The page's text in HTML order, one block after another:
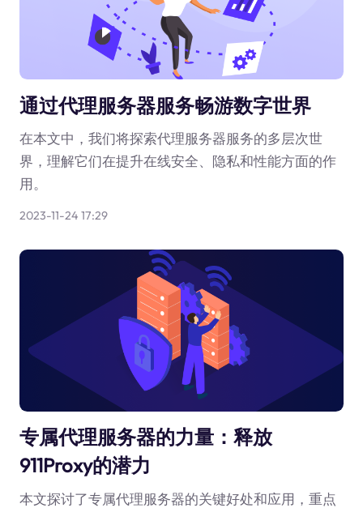
通过代理服务器服务畅游数字世界
在本文中，我们将探索代理服务器服务的多层次世
界，理解它们在提升在线安全、隐私和性能方面的作
用。
2023-11-24 17:29
专属代理服务器的力量：释放
911Proxy的潜力
本文探讨了专属代理服务器的关键好处和应用，重点